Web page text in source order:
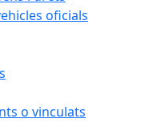
oficials
o vinculats